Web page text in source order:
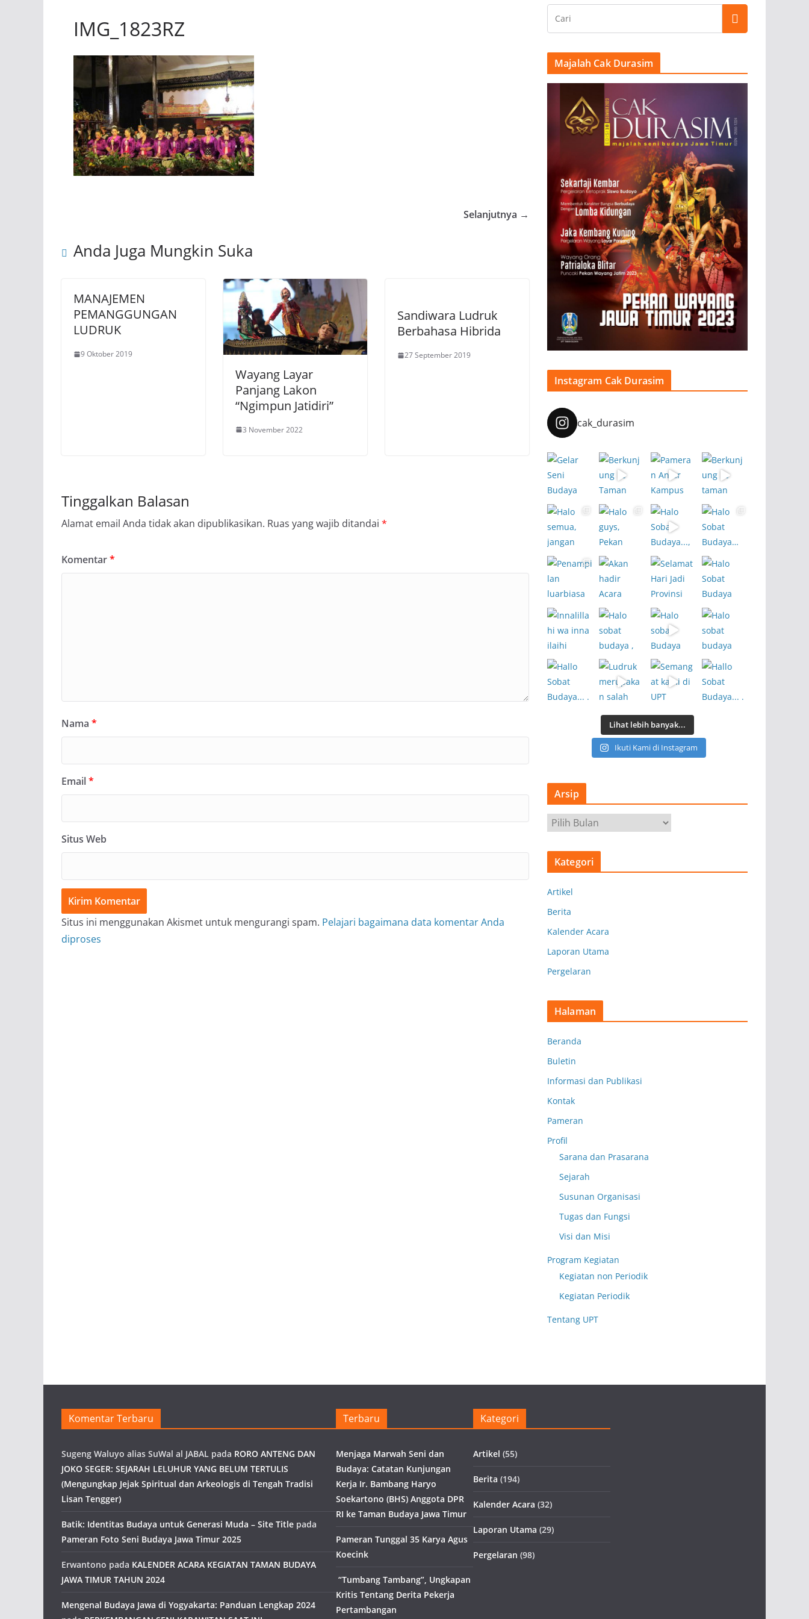
IMG_1823RZ
Selanjutnya →
Anda Juga Mungkin Suka
MANAJEMEN
PEMANGGUNGAN
LUDRUK
9 Oktober 2019
Wayang Layar
Panjang Lakon
“Ngimpun Jatidiri”
3 November 2022
Sandiwara Ludruk
Berbahasa Hibrida
27 September 2019
Tinggalkan Balasan
Alamat email Anda tidak akan dipublikasikan. Ruas yang wajib ditandai *
Komentar*
Nama *
Email*
Situs Web
Situs ini menggunakan Akismet untuk mengurangi spam. Pelajari bagaimana data komentar Anda
diproses
Majalah Cak Durasim
Instagram Cak Durasim
cak_durasim
Lihat lebih banyak...
Ikuti Kami di Instagram
Arsip
r
s
Kategori
Artikel
Berita
Kalender Acara
Laporan Utama
Pergelaran
Halaman
Beranda
Buletin
Informasi dan Publikasi
Kontak
Pameran
Profil
Sarana dan Prasarana
Sejarah
Susunan Organisasi
Tugas dan Fungsi
Visi dan Misi
Program Kegiatan
Kegiatan non Periodik
Kegiatan Periodik
Tentang UPT
Komentar Terbaru
Sugeng Waluyo alias SuWal al JABAL pada RORO ANTENG DAN
JOKO SEGER: SEJARAH LELUHUR YANG BELUM TERTULIS
(Mengungkap Jejak Spiritual dan Arkeologis di Tengah Tradisi
Lisan Tengger)
Batik: Identitas Budaya untuk Generasi Muda – Site Title pada
Pameran Foto Seni Budaya Jawa Timur 2025
Erwantono pada KALENDER ACARA KEGIATAN TAMAN BUDAYA
JAWA TIMUR TAHUN 2024
Mengenal Budaya Jawa di Yogyakarta: Panduan Lengkap 2024
Terbaru
Menjaga Marwah Seni dan
Budaya: Catatan Kunjungan
Kerja Ir. Bambang Haryo
Soekartono (BHS) Anggota DPR
RI ke Taman Budaya Jawa Timur
Pameran Tunggal 35 Karya Agus
Koecink
“Tumbang Tambang”, Ungkapan
Kritis Tentang Derita Pekerja
Pertambangan
Kategori
Artikel (55)
Berita (194)
Kalender Acara (32)
Laporan Utama (29)
Pergelaran (98)